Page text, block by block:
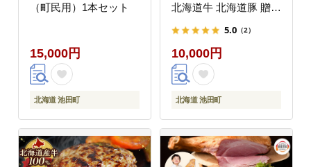
（町民用）1本セット
15,000円
北海道 池田町
北海道牛 北海道豚 贈答
5.0 （2）
10,000円
北海道 池田町